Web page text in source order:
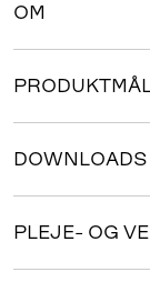
OM
DOWNLOADS
PLEJE- OG